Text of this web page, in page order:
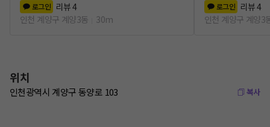
로그인 리뷰4
인천 계양구 계양3동
30m
로그인 리뷰4
인천 계양구 계양3
위치
인천광역시 계양구 동양로 103 복사